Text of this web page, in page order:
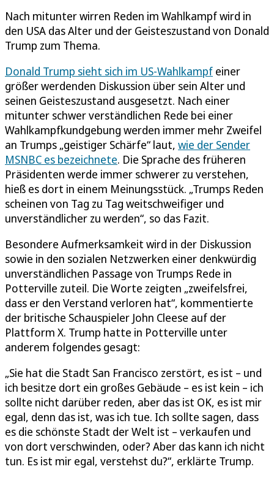
Nach mitunter wirren Reden im Wahlkampf wird in
den USA das Alter und der Geisteszustand von Donald
Trump zum Thema.
Donald Trump sieht sich im US-Wahlkampf einer
größer werdenden Diskussion über sein Alter und
seinen Geisteszustand ausgesetzt. Nach einer
mitunter schwer verständlichen Rede bei einer
Wahlkampfkundgebung werden immer mehr Zweifel
an Trumps „geistiger Schärfe“ laut, wie der Sender
MSNBC es bezeichnete. Die Sprache des früheren
Präsidenten werde immer schwerer zu verstehen,
hieß es dort in einem Meinungsstück. „Trumps Reden
scheinen von Tag zu Tag weitschweifiger und
unverständlicher zu werden“, so das Fazit.
Besondere Aufmerksamkeit wird in der Diskussion
sowie in den sozialen Netzwerken einer denkwürdig
unverständlichen Passage von Trumps Rede in
Potterville zuteil. Die Worte zeigten „zweifelsfrei,
dass er den Verstand verloren hat“, kommentierte
der britische Schauspieler John Cleese auf der
Plattform X. Trump hatte in Potterville unter
anderem folgendes gesagt:
„Sie hat die Stadt San Francisco zerstört, es ist – und
ich besitze dort ein großes Gebäude – es ist kein – ich
sollte nicht darüber reden, aber das ist OK, es ist mir
egal, denn das ist, was ich tue. Ich sollte sagen, dass
es die schönste Stadt der Welt ist – verkaufen und
von dort verschwinden, oder? Aber das kann ich nicht
tun. Es ist mir egal, verstehst du?“, erklärte Trump.